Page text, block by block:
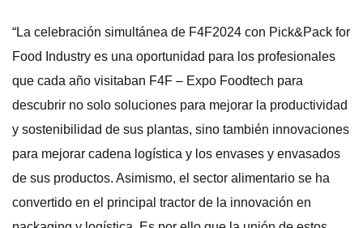
“La celebración simultánea de F4F2024 con Pick&Pack for
Food Industry es una oportunidad para los profesionales
que cada año visitaban F4F – Expo Foodtech para
descubrir no solo soluciones para mejorar la productividad
y sostenibilidad de sus plantas, sino también innovaciones
para mejorar cadena logística y los envases y envasados
de sus productos. Asimismo, el sector alimentario se ha
convertido en el principal tractor de la innovación en